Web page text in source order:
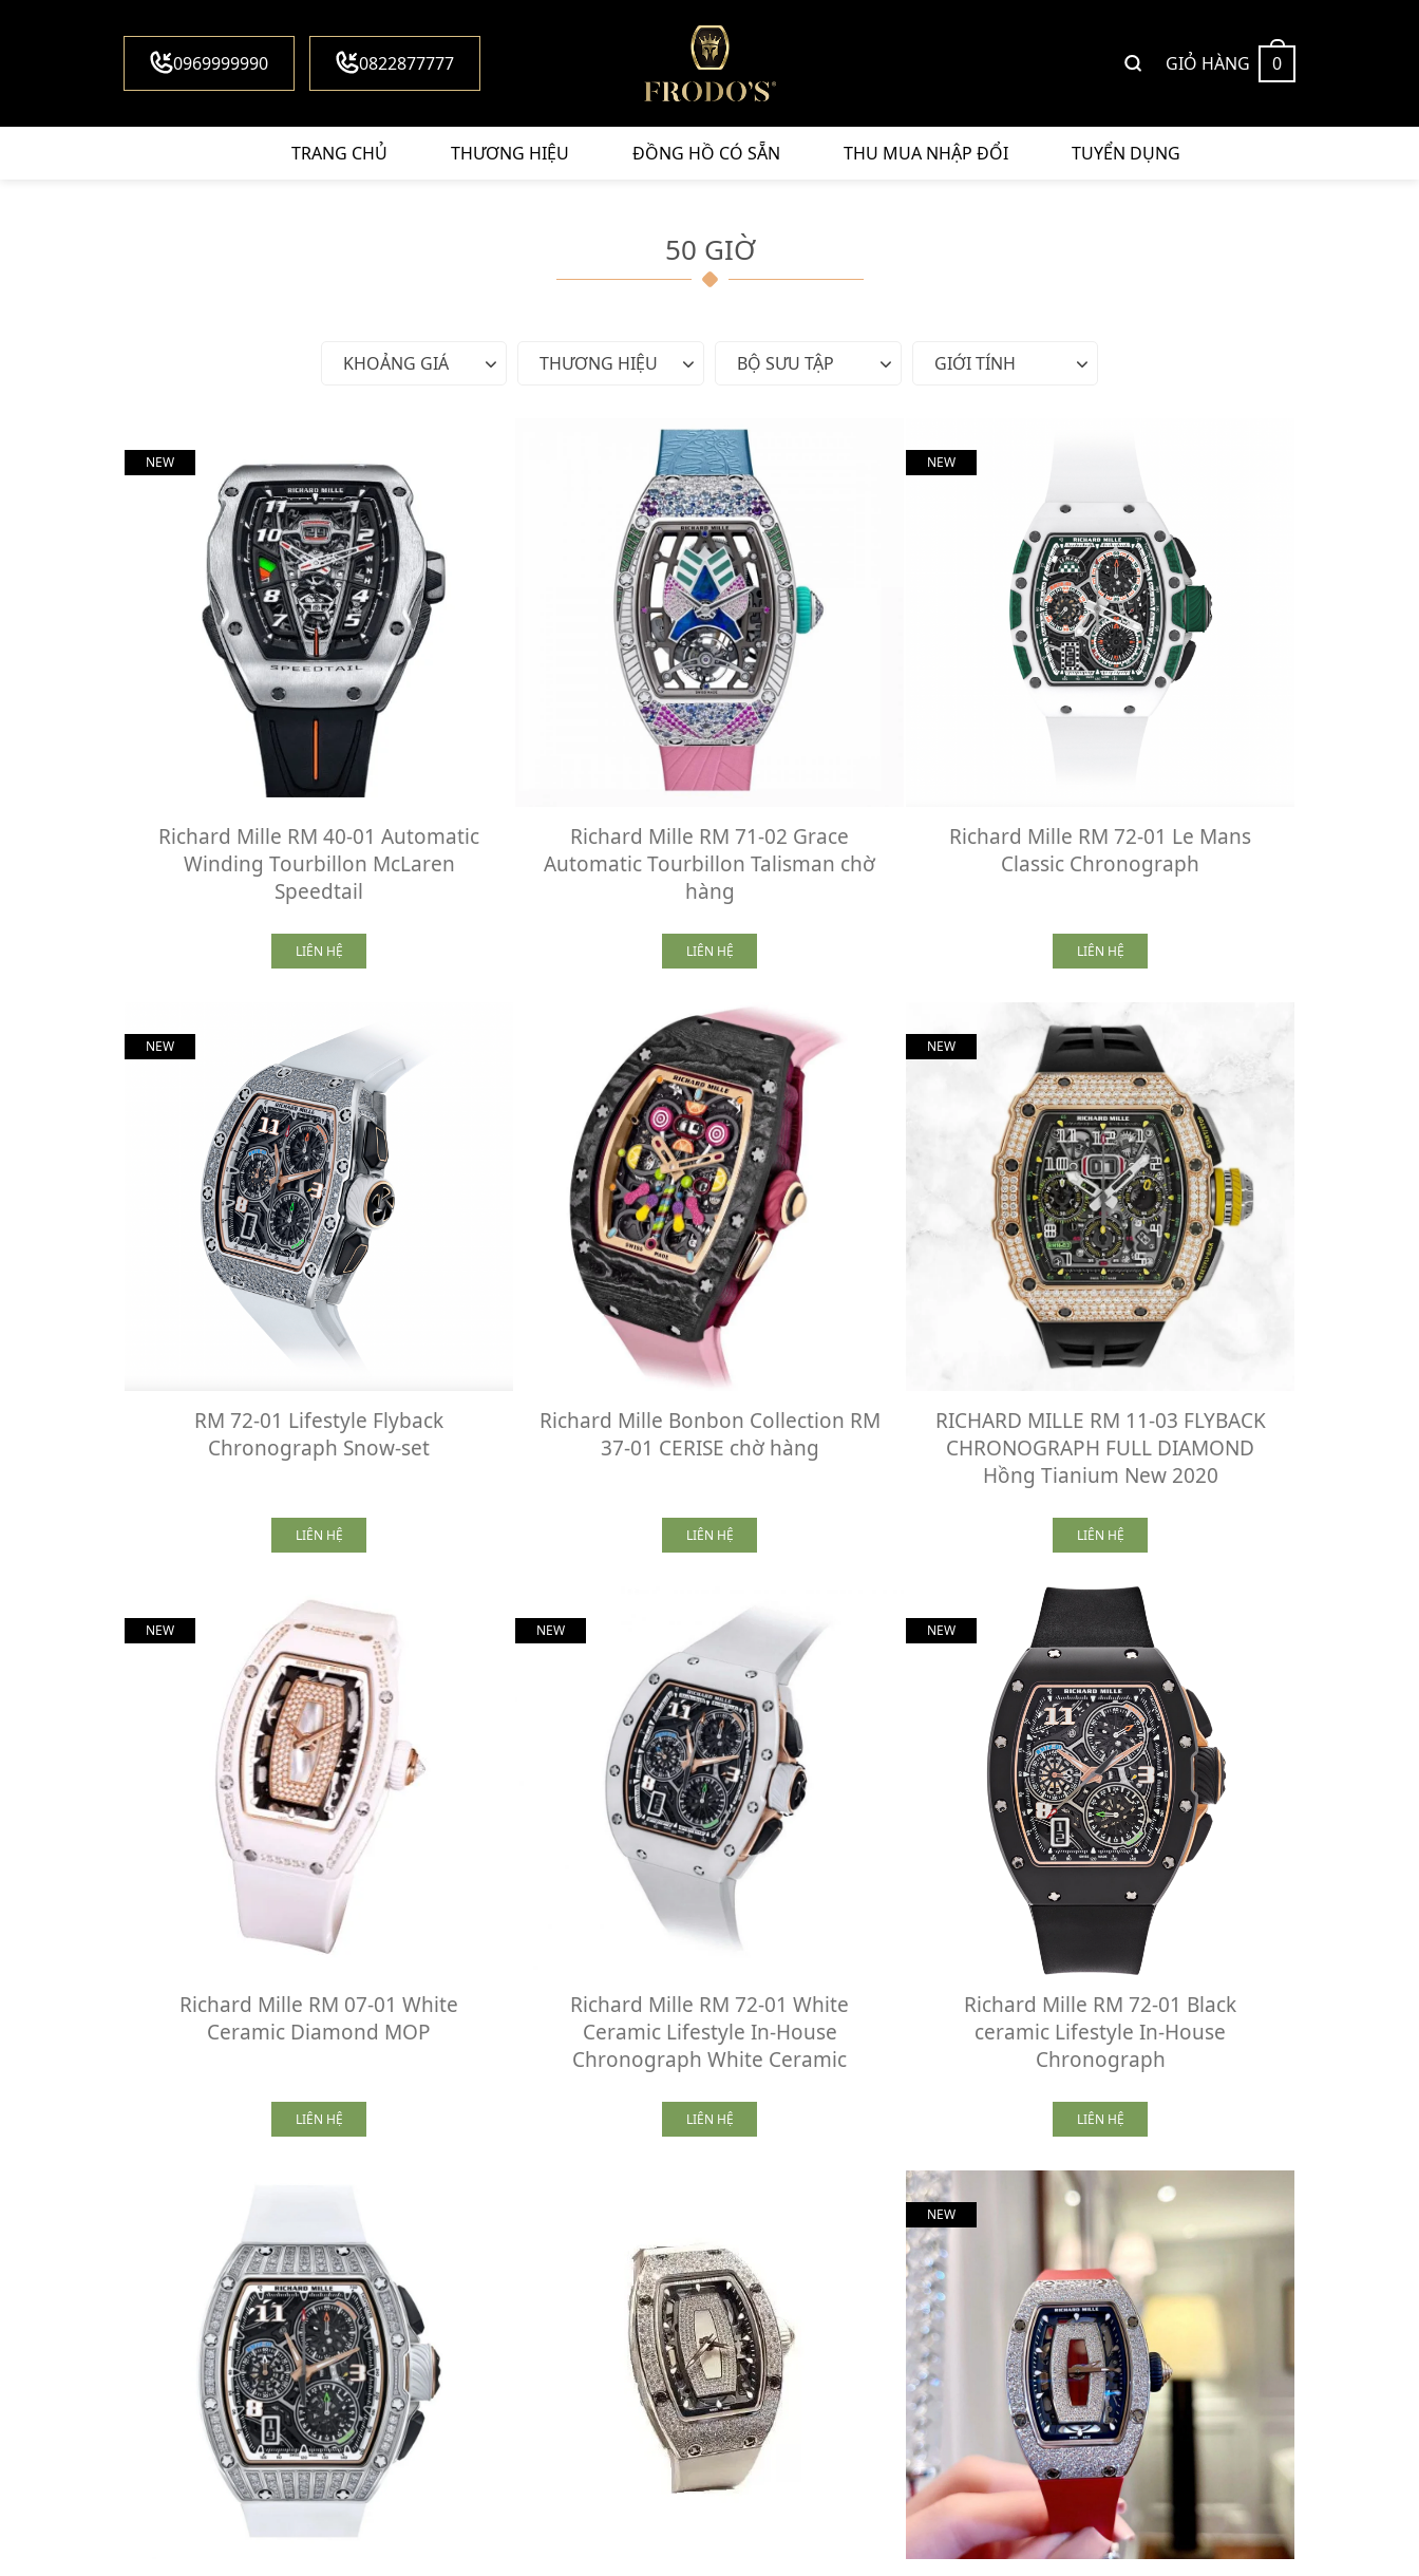
0969999990 0822877777 GIỎ HÀNG 0
TRANG CHỦ THƯƠNG HIỆU ĐỒNG HỒ CÓ SẴN THU MUA NHẬP ĐỔI TUYỂN DỤNG
50 GIỜ
KHOẢNG GIÁ THƯƠNG HIỆU BỘ SƯU TẬP GIỚI TÍNH
NEW
Richard Mille RM 40-01 Automatic
Winding Tourbillon McLaren
Speedtail
LIÊN HỆ
Richard Mille RM 71-02 Grace
Automatic Tourbillon Talisman chờ
hàng
LIÊN HỆ
NEW
Richard Mille RM 72-01 Le Mans
Classic Chronograph
LIÊN HỆ
NEW
RM 72-01 Lifestyle Flyback
Chronograph Snow-set
LIÊN HỆ
Richard Mille Bonbon Collection RM
37-01 CERISE chờ hàng
LIÊN HỆ
NEW
RICHARD MILLE RM 11-03 FLYBACK
CHRONOGRAPH FULL DIAMOND
Hồng Tianium New 2020
LIÊN HỆ
NEW
Richard Mille RM 07-01 White
Ceramic Diamond MOP
LIÊN HỆ
NEW
Richard Mille RM 72-01 White
Ceramic Lifestyle In-House
Chronograph White Ceramic
LIÊN HỆ
NEW
Richard Mille RM 72-01 Black
ceramic Lifestyle In-House
Chronograph
LIÊN HỆ
NEW